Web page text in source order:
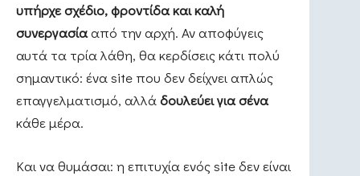
υπήρχε σχέδιο, φροντίδα και καλή
συνεργασίααπό την αρχή. Αν αποφύγεις
αυτά τα τρία λάθη, θα κερδίσεις κάτι πολύ
σημαντικό: ένα site που δεν δείχνει απλώς
επαγγελματισμό, αλλάδουλεύει για σένα
κάθε μέρα.
Και να θυμάσαι: η επιτυχία ενός site δεν είναι